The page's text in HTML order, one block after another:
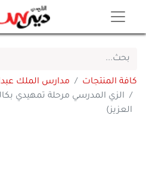
كافة المنتجات
مدارس الملك
الزي المدرسي مرحلة تمهيدي
العزيز)